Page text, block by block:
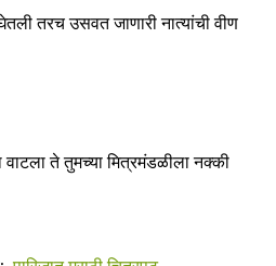
तरच उसवत जाणारी नात्यांची वीण
ते तुमच्या मित्रमंडळीला नक्की